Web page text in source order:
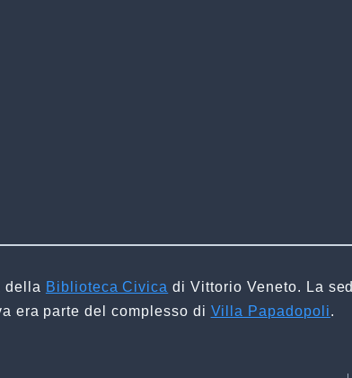
della Biblioteca Civica di Vittorio Veneto. La
era parte del complesso di Villa Papadopoli.